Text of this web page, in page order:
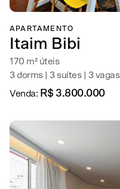
APARTAMENTO
Itaim Bibi
170 m² úteis
3 dorms | 3 suítes | 3 vagas
Venda: R$ 3.800.000